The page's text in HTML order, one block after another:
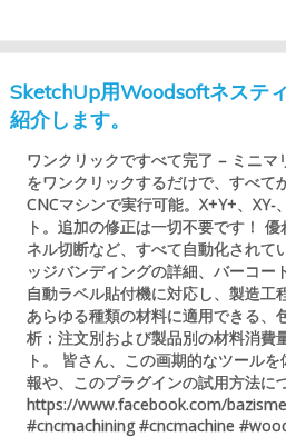
SketchUp用Woodsoftネステ
紹介します。
ワンクリックですべて完了 – ミニ
をワンクリックするだけで、すべて
CNCマシンで実行可能。X+Y+、
ト。追加の修正は一切不要です！
ネル切断など、すべて自動化されて
ッジバンディングの詳細、バーコー
自動ラベル貼付機に対応し、製造工
あらゆる種類の材料に適用できる、
析：注文別および製品別の材料消費
ト。 皆さん、この画期的なツール
報や、このプラグインの試用方法に
https://www.facebook.com/
#cncmachining #cncmachine